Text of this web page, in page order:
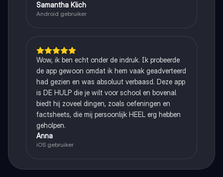
Samantha Klich
Android gebruiker
Wow, ik ben echt onder de indruk. Ik probeerde
de app gewoon omdat ik hem vaak geadverteerd
had gezien en was absoluut verbaasd. Deze app
is DE HULP die je wilt voor school en bovenal
biedt hij zoveel dingen, zoals oefeningen en
factsheets, die mij persoonlijk HEEL erg hebben
geholpen.
Anna
iOS gebruiker